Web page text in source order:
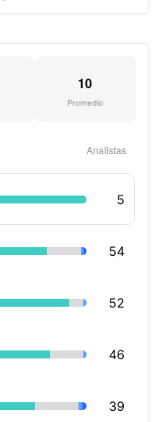
10
Promedio
Analistas
5
54
52
46
39